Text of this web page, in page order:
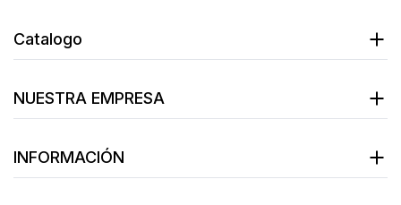
Catalogo
NUESTRA EMPRESA
INFORMACIÓN